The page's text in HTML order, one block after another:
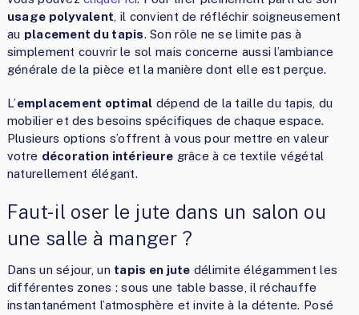
usage polyvalent , il convient de réfléchir soigneusement
au placement du tapis. Son rôle ne se limite pas à
simplement couvrir le sol mais concerne aussi l’ambiance
générale de la pièce et la manière dont elle est perçue.
L’emplacement optimal dépend de la taille du tapis, du
mobilier et des besoins spécifiques de chaque espace.
Plusieurs options s’offrent à vous pour mettre en valeur
votre décoration intérieure grâce à ce textile végétal
naturellement élégant.
Faut-il oser le jute dans un salon ou
une salle à manger ?
Dans un séjour, un tapis en jute délimite élégamment les
différentes zones : sous une table basse, il réchauffe
instantanément l’atmosphère et invite à la détente. Posé